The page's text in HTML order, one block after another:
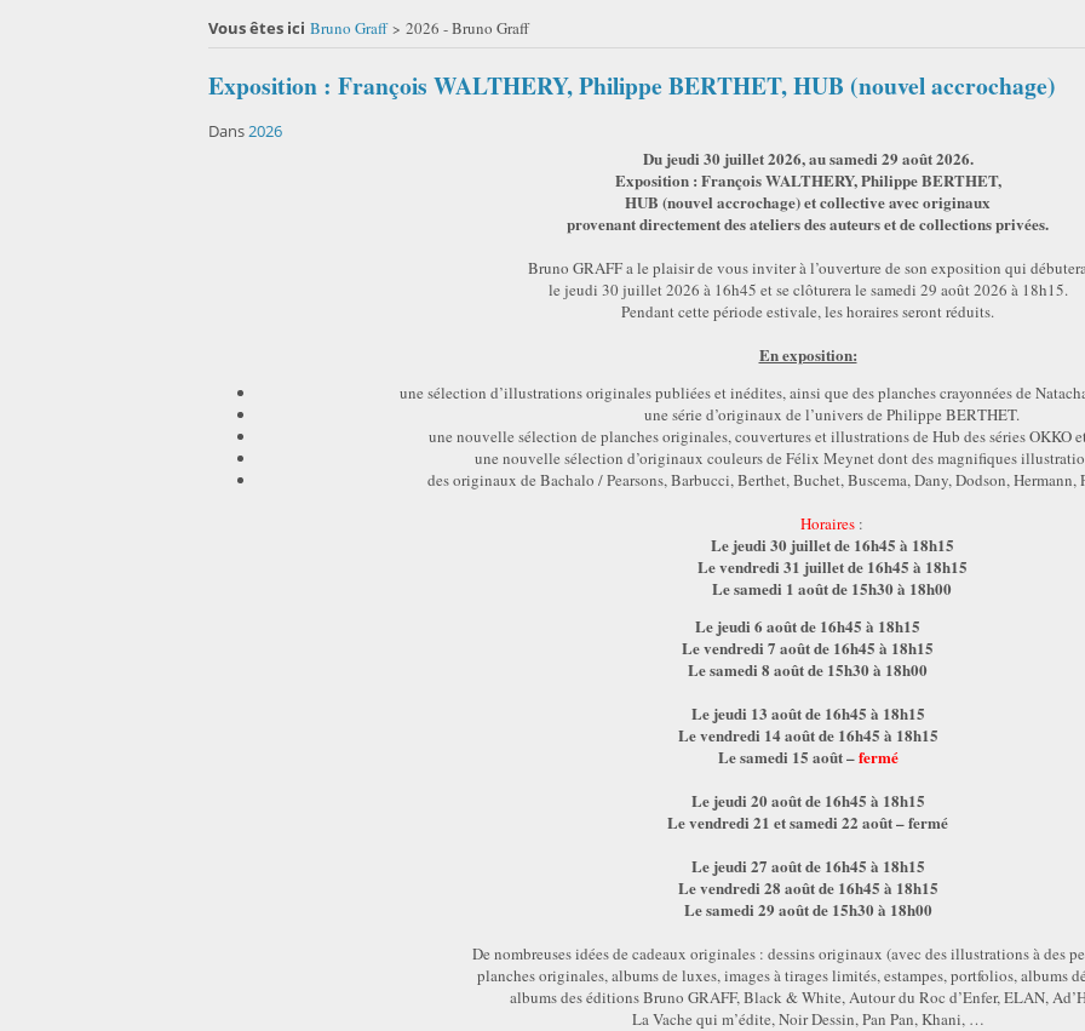
Vous êtes ici Bruno Graff > 2026 - Bruno Graff
Exposition : François WALTHERY, Philippe BERTHET, HUB (nouvel accrochage)
Dans2026
Du jeudi 30 juillet 2026, au samedi 29 août 2026.
Exposition : François WALTHERY, Philippe BERTHET,
HUB (nouvel accrochage) et collective avec originaux
provenant directement des ateliers des auteurs et de collections privées.
Bruno GRAFF a le plaisir de vous inviter à l’ouverture de son exposition qui
le jeudi 30 juillet 2026 à 16h45 et se clôturera le samedi 29 août 2026 à 18h15.
Pendant cette période estivale, les horaires seront réduits.
En exposition:
une sélection d’illustrations originales publiées et inédites, ainsi que des planches crayonnées de
une série d’originaux de l’univers de Philippe BERTHET.
une nouvelle sélection de planches originales, couvertures et illustrations de Hub des séries OKKO
une nouvelle sélection d’originaux couleurs de Félix Meynet dont des magnifiques
des originaux de Bachalo / Pearsons, Barbucci, Berthet, Buchet, Buscema, Dany, Dodson,
Horaires :
Le jeudi 30 juillet de 16h45 à 18h15
Le vendredi 31 juillet de 16h45 à 18h15
Le samedi 1 août de 15h30 à 18h00
Le jeudi 6 août de 16h45 à 18h15
Le vendredi 7 août de 16h45 à 18h15
Le samedi 8 août de 15h30 à 18h00
Le jeudi 13 août de 16h45 à 18h15
Le vendredi 14 août de 16h45 à 18h15
Le samedi 15 août –fermé
Le jeudi 20 août de 16h45 à 18h15
Le vendredi 21 et samedi 22 août – fermé
Le jeudi 27 août de 16h45 à 18h15
Le vendredi 28 août de 16h45 à 18h15
Le samedi 29 août de 15h30 à 18h00
De nombreuses idées de cadeaux originales : dessins originaux (avec des illustrations à des
planches originales, albums de luxes, images à tirages limités, estampes, portfolios, albums
albums des éditions Bruno GRAFF, Black & White, Autour du Roc d’Enfer, ELAN,
La Vache qui m’édite, Noir Dessin, Pan Pan, Khani, …